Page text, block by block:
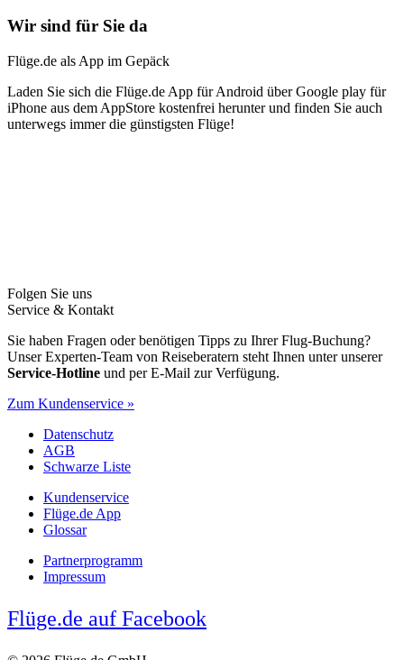
Wir sind für Sie da
Flüge.de als App im Gepäck
Laden Sie sich die Flüge.de App für Android über Google play für
iPhone aus dem AppStore kostenfrei herunter und finden Sie auch
unterwegs immer die günstigsten Flüge!
Folgen Sie uns
Service & Kontakt
Sie haben Fragen oder benötigen Tipps zu Ihrer Flug-Buchung?
Unser Experten-Team von Reiseberatern steht Ihnen unter unserer
Service-Hotline und per E-Mail zur Verfügung.
Zum Kundenservice »
Datenschutz
AGB
Schwarze Liste
Kundenservice
Flüge.de App
Glossar
Partnerprogramm
Impressum
Flüge.de auf Facebook